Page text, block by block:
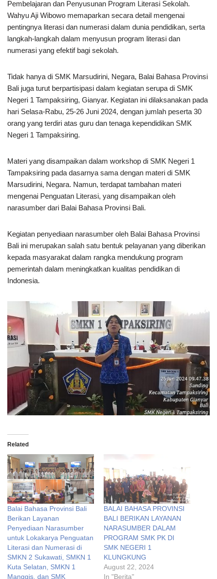
Pembelajaran dan Penyusunan Program Literasi Sekolah.
Wahyu Aji Wibowo memaparkan secara detail mengenai
pentingnya literasi dan numerasi dalam dunia pendidikan, serta
langkah-langkah dalam menyusun program literasi dan
numerasi yang efektif bagi sekolah.
Tidak hanya di SMK Marsudirini, Negara, Balai Bahasa Provinsi
Bali juga turut berpartisipasi dalam kegiatan serupa di SMK
Negeri 1 Tampaksiring, Gianyar. Kegiatan ini dilaksanakan pada
hari Selasa-Rabu, 25-26 Juni 2024, dengan jumlah peserta 30
orang yang terdiri atas guru dan tenaga kependidikan SMK
Negeri 1 Tampaksiring.
Materi yang disampaikan dalam workshop di SMK Negeri 1
Tampaksiring pada dasarnya sama dengan materi di SMK
Marsudirini, Negara. Namun, terdapat tambahan materi
mengenai Penguatan Literasi, yang disampaikan oleh
narasumber dari Balai Bahasa Provinsi Bali.
Kegiatan penyediaan narasumber oleh Balai Bahasa Provinsi
Bali ini merupakan salah satu bentuk pelayanan yang diberikan
kepada masyarakat dalam rangka mendukung program
pemerintah dalam meningkatkan kualitas pendidikan di
Indonesia.
Related
Balai Bahasa Provinsi Bali
Berikan Layanan
Penyediaan Narasumber
untuk Lokakarya Penguatan
Literasi dan Numerasi di
SMKN 2 Sukawati, SMKN 1
Kuta Selatan, SMKN 1
Manggis, dan SMK
BALAI BAHASA PROVINSI
BALI BERIKAN LAYANAN
NARASUMBER DALAM
PROGRAM SMK PK DI
SMK NEGERI 1
KLUNGKUNG
August 22, 2024
In "Berita"